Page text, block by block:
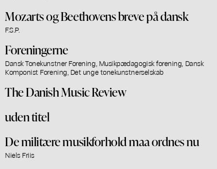
Mozarts og Beethovens breve på dansk
F.S.P.
Foreningerne
Dansk Tonekunstner Forening, Musikpædagogisk forening, Dansk
Komponist Forening, Det unge tonekunstnerselskab
The Danish Music Review
uden titel
De militære musikforhold maa ordnes nu
Niels Friis